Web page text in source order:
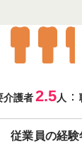
介護者2.5人 ：
従業員の経験